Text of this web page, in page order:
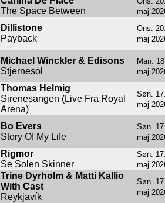
The Space Between
maj
Dillistone
Payback
Ons.
maj
Michael Winckler & Edisons
Stjernesol
Man.
maj
Thomas Helmig
Sirenesangen (Live Fra Royal
Arena)
Søn.
maj
Bo Evers
Story Of My Life
Søn.
maj
Rigmor
Se Solen Skinner
Søn.
maj
Trine Dyrholm & Matti Kallio
With Cast
Reykjavík
Søn.
maj